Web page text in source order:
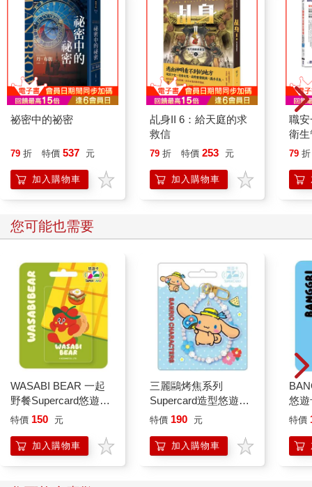
祕密中的祕密
79 折 特價 537 元
加入購物車
乩身II 6：給天庭的求
救信
79 折 特價 253 元
加入購物車
職
衛
攻略
79 折
您可能也需要
WASABI BEAR 一起
野餐Supercard悠遊卡-
辣椒醬熊【受託代銷】
特價 150 元
加入購物車
三麗鷗烤焦系列
Supercard造型悠遊卡-
大耳狗【受託代銷】
特價 190 元
加入購物車
悠
託
特價